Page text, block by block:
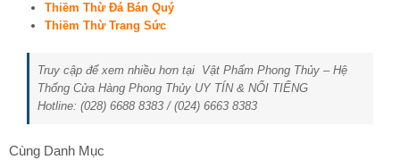
Thiềm Thừ Đá Bán Quý
Thiềm Thừ Trang Sức
Truy cập để xem nhiều hơn tại Vật Phẩm Phong Thủy – Hệ
Thống Cửa Hàng Phong Thủy UY TÍN & NỔI TIẾNG
Hotline: (028) 6688 8383 / (024) 6663 8383
Cùng Danh Mục